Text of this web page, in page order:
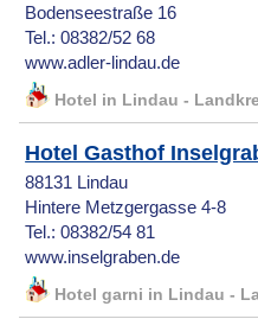
Bodenseestraße 16
Tel.: 08382/52 68
www.adler-lindau.de
Hotel in Lindau -
Hotel Gasthof
88131 Lindau
Hintere Metzgergasse 4-8
Tel.: 08382/54 81
www.inselgraben.de
Hotel garni in Lindau -